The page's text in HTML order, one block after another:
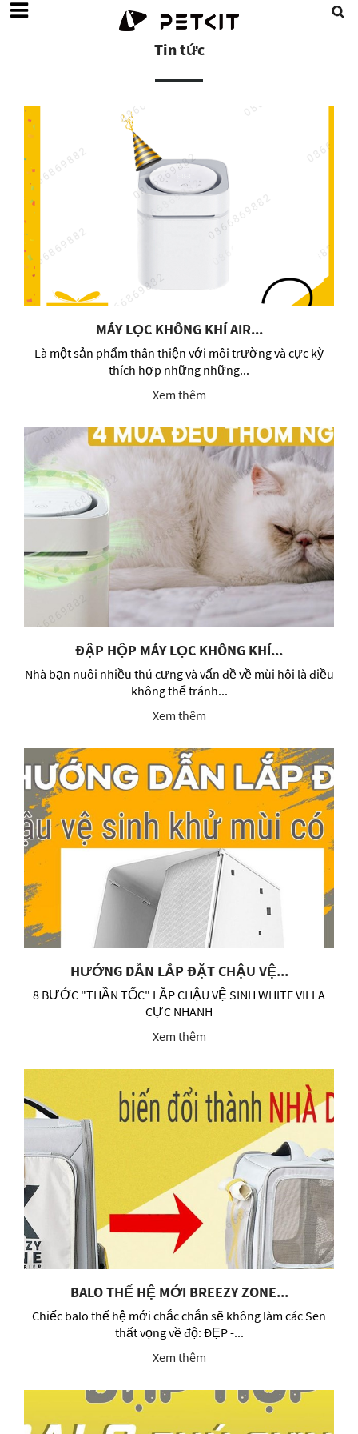
Tin tức
MÁY LỌC KHÔNG KHÍ AIR...
Là một sản phẩm thân thiện với môi trường và cực kỳ
thích hợp những những...
Xem thêm
ĐẬP HỘP MÁY LỌC KHÔNG KHÍ...
Nhà bạn nuôi nhiều thú cưng và vấn đề về mùi hôi là điều
không thể tránh...
Xem thêm
HƯỚNG DẪN LẮP ĐẶT CHẬU VỆ...
8 BƯỚC "THẦN TỐC" LẮP CHẬU VỆ SINH WHITE VILLA
CỰC NHANH
Xem thêm
BALO THẾ HỆ MỚI BREEZY ZONE...
Chiếc balo thế hệ mới chắc chắn sẽ không làm các Sen
thất vọng về độ: ĐẸP -...
Xem thêm